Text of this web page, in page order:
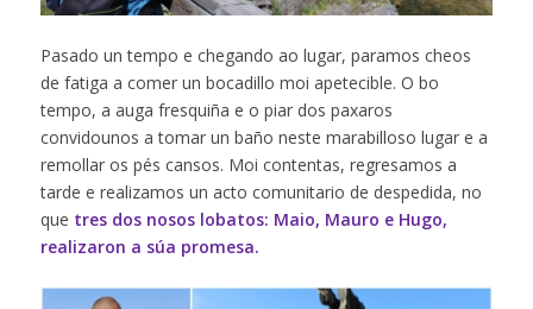
Pasado un tempo e chegando ao lugar, paramos cheos
de fatiga a comer un bocadillo moi apetecible. O bo
tempo, a auga fresquiña e o piar dos paxaros
convidounos a tomar un baño neste marabilloso lugar e a
remollar os pés cansos. Moi contentas, regresamos a
tarde e realizamos un acto comunitario de despedida, no
que tres dos nosos lobatos: Maio, Mauro e Hugo,
realizaron a súa promesa.